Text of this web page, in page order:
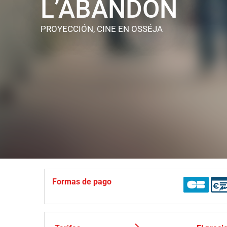
L’ABANDON
PROYECCIÓN, CINE EN OSSÉJA
Formas de pago